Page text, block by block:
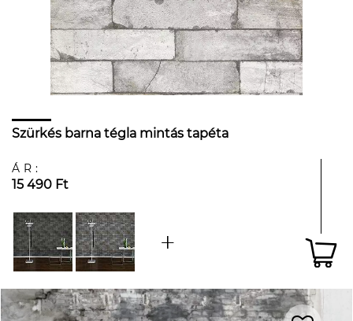
Szürkés barna tégla mintás tapéta
ÁR:
15 490 Ft